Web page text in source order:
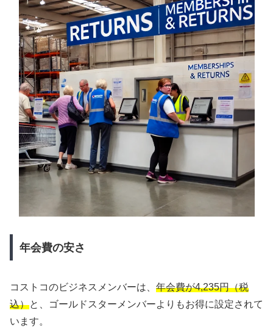
年会費の安さ
コストコのビジネスメンバーは、 年会費が4,235円（税
込）と、ゴールドスターメンバーよりもお得に設定されて
います。